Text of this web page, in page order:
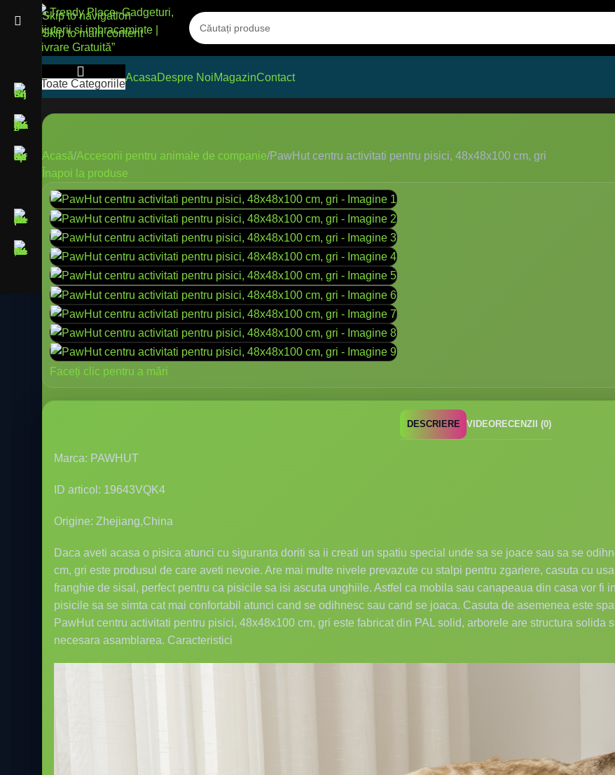
Skip to navigation
Skip to main content
Toate Categoriile
AcasaDespre NoiMagazinContact
Acasă Accesorii pentru animale de companie PawHut centru activitati pentru pisici, 48x48x100 cm, gri
Înapoi la produse
Faceți clic pentru a mări
DESCRIERE VIDEORECENZII (0)
Marca: PAWHUT
ID articol: 19643VQK4
Origine: Zhejiang,China
Daca aveti acasa o pisica atunci cu siguranta doriti sa ii creati un spatiu special unde sa se joace sau sa se
cm, gri este produsul de care aveti nevoie. Are mai multe nivele prevazute cu stalpi pentru zgariere, casuta cu
franghie de sisal, perfect pentru ca pisicile sa isi ascuta unghiile. Astfel ca mobila sau canapeaua din casa vor fi
pisicile sa se simta cat mai confortabil atunci cand se odihnesc sau cand se joaca. Casuta de asemenea este
PawHut centru activitati pentru pisici, 48x48x100 cm, gri este fabricat din PAL solid, arborele are structura solida
necesara asamblarea. Caracteristici